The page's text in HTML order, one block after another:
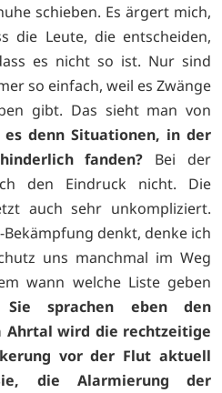
schieben. Es ärgert mich,
die Leute, die entscheiden,
es nicht so ist. Nur sind
so einfach, weil es Zwänge
gibt. Das sieht man von
es denn Situationen, in der
fanden? Bei der
den Eindruck nicht. Die
auch sehr unkompliziert.
denkt, denke ich
uns manchmal im Weg
wann welche Liste geben
Sie sprachen eben den
Ahrtal wird die rechtzeitige
vor der Flut aktuell
die Alarmierung der